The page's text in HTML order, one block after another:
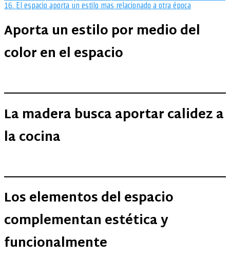
16. El espacio aporta un estilo mas relacionado a otra época
Aporta un estilo por medio del
color en el espacio
La madera busca aportar calidez a
la cocina
Los elementos del espacio
complementan estética y
funcionalmente